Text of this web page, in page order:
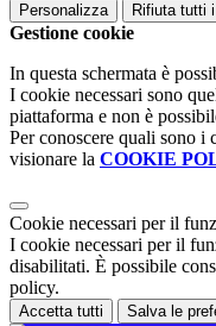
Personalizza Rifiuta tutti
Gestione cookie
In questa schermata è
I cookie necessari sono
piattaforma e non è
Per conoscere quali sono i
visionare la COOKIE
Cookie necessari per il
I cookie necessari per il
disabilitati. È possibile
policy.
Accetta tutti Salva le